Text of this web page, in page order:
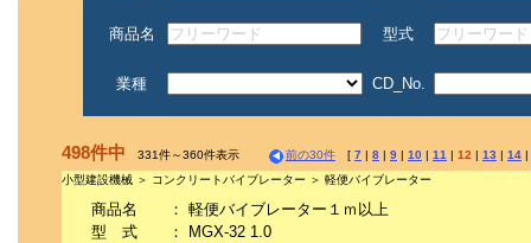
商品名 型式
業種 CD_No.
498件中 331件～360件表示 前の30件 [ 7 | 8 | 9 | 10 | 11 | 12 | 13 | 14 |
小型建設機械 ＞ コンクリートバイブレーター ＞ 軽便バイブレーター
商品名 ： 軽便バイブレーター１ｍ以上
型 式
：
MGX-32 1.0